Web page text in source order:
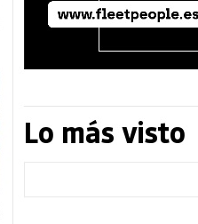
Lo más visto